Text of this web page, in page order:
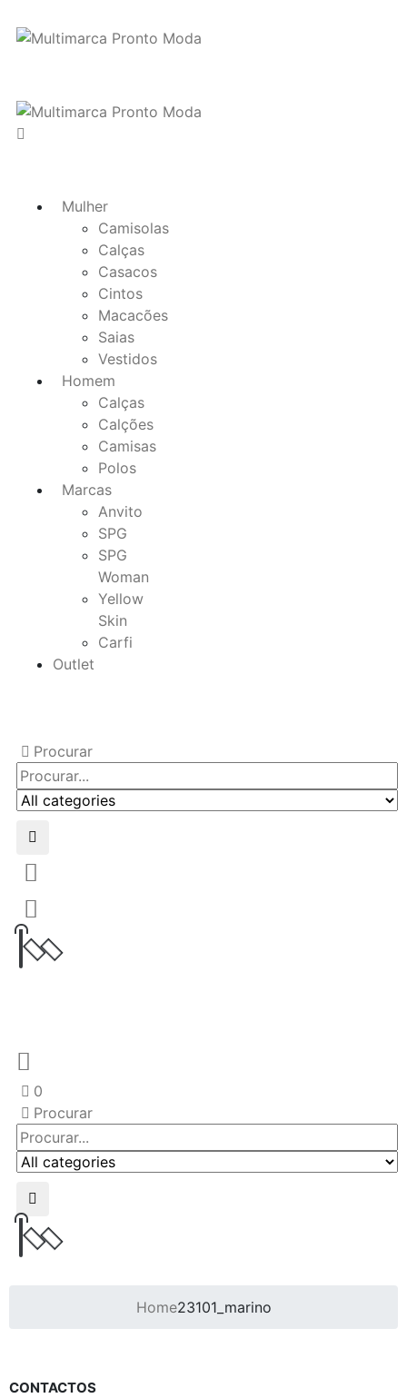
Mulher
Camisolas
Calças
Casacos
Cintos
Macacões
Saias
Vestidos
Homem
Calças
Calções
Camisas
Polos
Marcas
Anvito
SPG
SPG
Woman
Yellow
Skin
Carfi
Outlet
Procurar
0
Procurar
Home23101_marino
CONTACTOS